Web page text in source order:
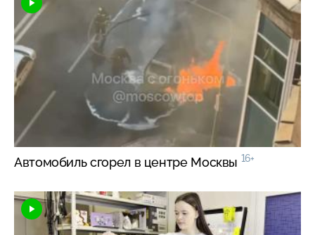
Автомобиль сгорел в центре Москвы 16+